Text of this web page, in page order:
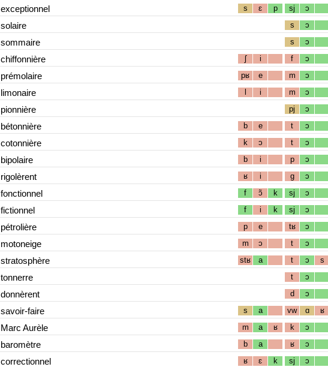
exceptionnel s ɛ p sj ɔ
solaire s ɔ
sommaire s ɔ
chiffonnière ʃ i f ɔ
prémolaire pʁ e m ɔ
limonaire l i m ɔ
pionnière pj ɔ
bétonnière b e t ɔ
cotonnière k ɔ t ɔ
bipolaire b i p ɔ
rigolèrent ʁ i g ɔ
fonctionnel f ɔ̃ k sj ɔ
fictionnel f i k sj ɔ
pétrolière p e tʁ ɔ
motoneige m ɔ t ɔ
stratosphère stʁ a t ɔ s
tonnerre t ɔ
donnèrent d ɔ
savoir-faire s a vw ɑ ʁ
Marc Aurèle m a ʁ k ɔ
baromètre b a ʁ ɔ
correctionnel ʁ ɛ k sj ɔ